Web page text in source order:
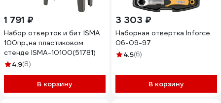
1 791 ₽
Набор отверток и бит ISMA
100пр.,на пластиковом
стенде ISMA-10100(51781)
4.9(8)
В корзину
3 303 ₽
Наборная отвертка Inforce
06-09-97
4.5(6)
В корзину